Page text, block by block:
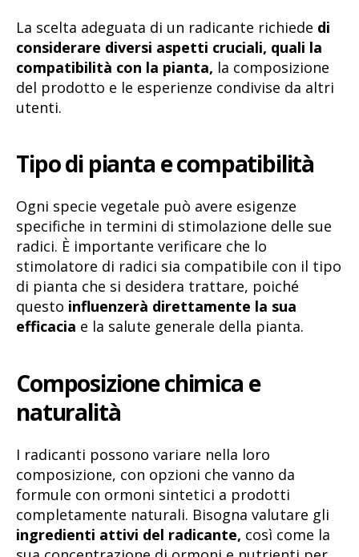
La scelta adeguata di un radicante richiede di
considerare diversi aspetti cruciali, quali la
compatibilità con la pianta, la composizione
del prodotto e le esperienze condivise da altri
utenti.
Tipo di pianta e compatibilità
Ogni specie vegetale può avere esigenze
specifiche in termini di stimolazione delle sue
radici. È importante verificare che lo
stimolatore di radici sia compatibile con il tipo
di pianta che si desidera trattare, poiché
questo influenzerà direttamente la sua
efficacia e la salute generale della pianta.
Composizione chimica e
naturalità
I radicanti possono variare nella loro
composizione, con opzioni che vanno da
formule con ormoni sintetici a prodotti
completamente naturali. Bisogna valutare gli
ingredienti attivi del radicante, così come la